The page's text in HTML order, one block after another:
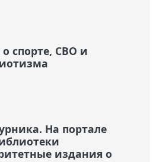
спорте, СВО и
На портале
издания о